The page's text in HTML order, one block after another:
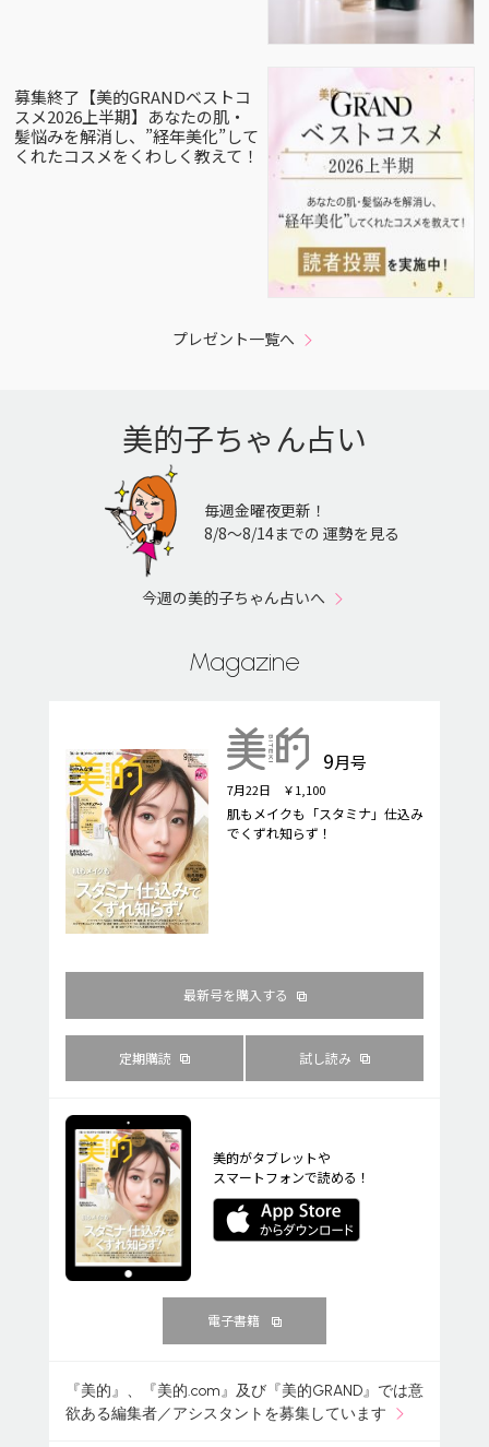
募集終了【美的GRANDベストコ
スメ2026上半期】あなたの肌・
髪悩みを解消し、”経年美化”して
くれたコスメをくわしく教えて！
プレゼント一覧へ
美的子ちゃん占い
毎週金曜夜更新！
8/8〜8/14までの 運勢を見る
今週の美的子ちゃん占いへ
Magazine
9月号
7月22日 ￥1,100
肌もメイクも「スタミナ」仕込み
でくずれ知らず！
最新号を購入する
定期購読 試し読み
美的がタブレットや
スマートフォンで読める！
電子書籍
『美的』、『美的.com』及び『美的GRAND』では意
欲ある編集者／アシスタントを募集しています